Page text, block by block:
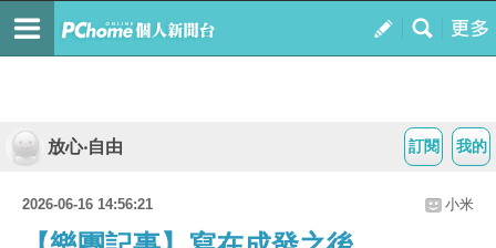
我的
訂閱
放心‧自由
2026-06-16 14:56:21 小米